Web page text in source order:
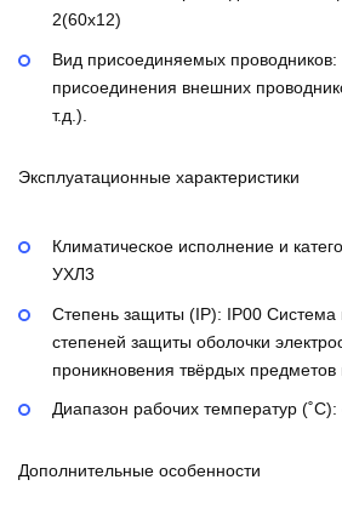
2(60х12)
Вид присоединяемых проводников:
присоединения внешних
т.д.).
Эксплуатационные характеристики
Климатическое исполнение и
УХЛ3
Степень защиты (IP): IP00 Система
степеней защиты оболочки
проникновения твёрдых предметов
Диапазон рабочих температур (˚С):
Дополнительные особенности